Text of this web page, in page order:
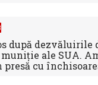
după dezvăluirile
ale SUA.
presă cu